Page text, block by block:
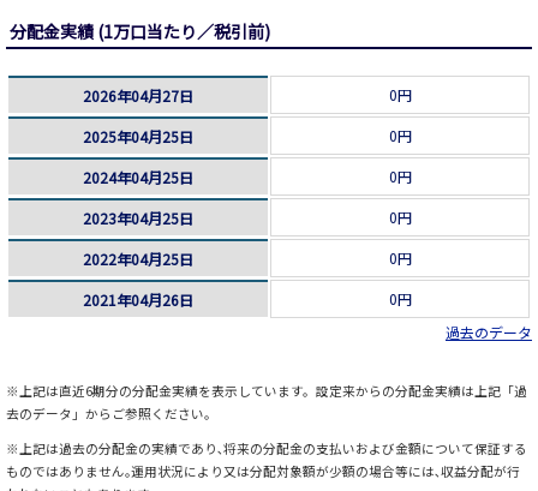
分配金実績 (1万口当たり／税引前)
2026年04月27日 0円
2025年04月25日 0円
2024年04月25日 0円
2023年04月25日 0円
2022年04月25日 0円
2021年04月26日
0円
過去のデータ
※上記は直近6期分の分配金実績を表示しています。設定来からの分配金実績は上記「過
去のデータ」からご参照ください。
※上記は過去の分配金の実績であり､将来の分配金の支払いおよび金額について保証する
ものではありません｡運用状況により又は分配対象額が少額の場合等には､収益分配が行